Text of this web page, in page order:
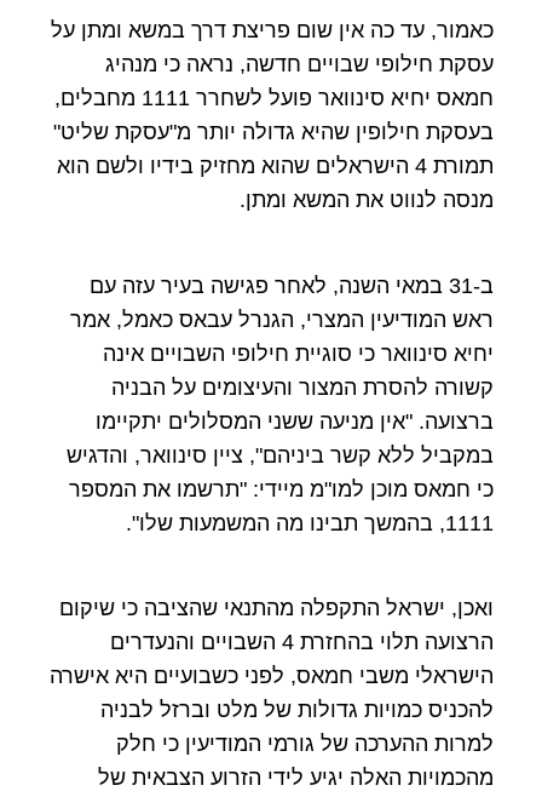
כאמור, עד כה אין שום פריצת דרך במשא ומתן על
עסקת חילופי שבויים חדשה, נראה כי מנהיג
חמאס יחיא סינוואר פועל לשחרר 1111 מחבלים,
בעסקת חילופין שהיא גדולה יותר מ"עסקת שליט"
תמורת 4 הישראלים שהוא מחזיק בידיו ולשם הוא
מנסה לנווט את המשא ומתן.
ב-31 במאי השנה, לאחר פגישה בעיר עזה עם
ראש המודיעין המצרי, הגנרל עבאס כאמל, אמר
יחיא סינוואר כי סוגיית חילופי השבויים אינה
קשורה להסרת המצור והעיצומים על הבניה
ברצועה. "אין מניעה ששני המסלולים יתקיימו
במקביל ללא קשר ביניהם", ציין סינוואר, והדגיש
כי חמאס מוכן למו"מ מיידי: "תרשמו את המספר
1111, בהמשך תבינו מה המשמעות שלו".
ואכן, ישראל התקפלה מהתנאי שהציבה כי שיקום
הרצועה תלוי בהחזרת 4 השבויים והנעדרים
הישראלי משבי חמאס, לפני כשבועיים היא אישרה
להכניס כמויות גדולות של מלט וברזל לבניה
למרות ההערכה של גורמי המודיעין כי חלק
מהכמויות האלה יגיע לידי הזרוע הצבאית של